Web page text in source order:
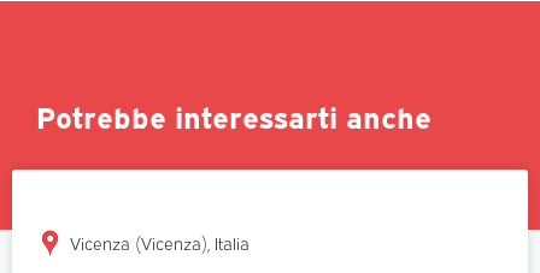
Potrebbe interessarti anche
Vicenza (Vicenza), Italia